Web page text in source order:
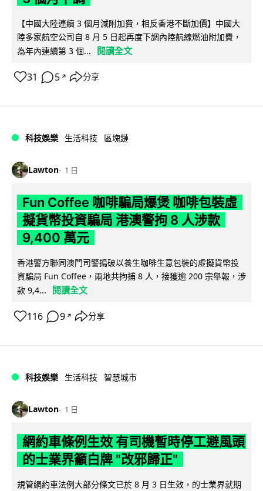
【中國大陸連續 3 個月減附加費，相反香港不斷加價】中國大
陸多家航空公司自 8 月 5 日起再度下調內陸航線燃油附加費，
為年內連續第 3 個...
閱讀全文
31 5 ↗ 分享
科技娛樂 生活科技 區塊鏈
Lawton 1 日
Fun Coffee 咖啡騙局爆煲 咖啡包裝虛
擬貨幣投資騙局 港澳警拘 8 人涉款
9,400 萬元
香港警方聯同澳門司警搗破以養生咖啡生意包裝的虛擬貨幣投
資騙局 Fun Coffee，兩地共拘捕 8 人，接獲逾 200 宗舉報，涉
款 9,4...
閱讀全文
116 9 ↗ 分享
科技娛樂 生活科技 智慧城市
Lawton 1 日
網約車條例生效 有司機暫時停工避風頭
的士業界籲白牌 "改邪歸正"
規管網約車法例大部分條文已於 8 月 3 日生效，的士業界就期